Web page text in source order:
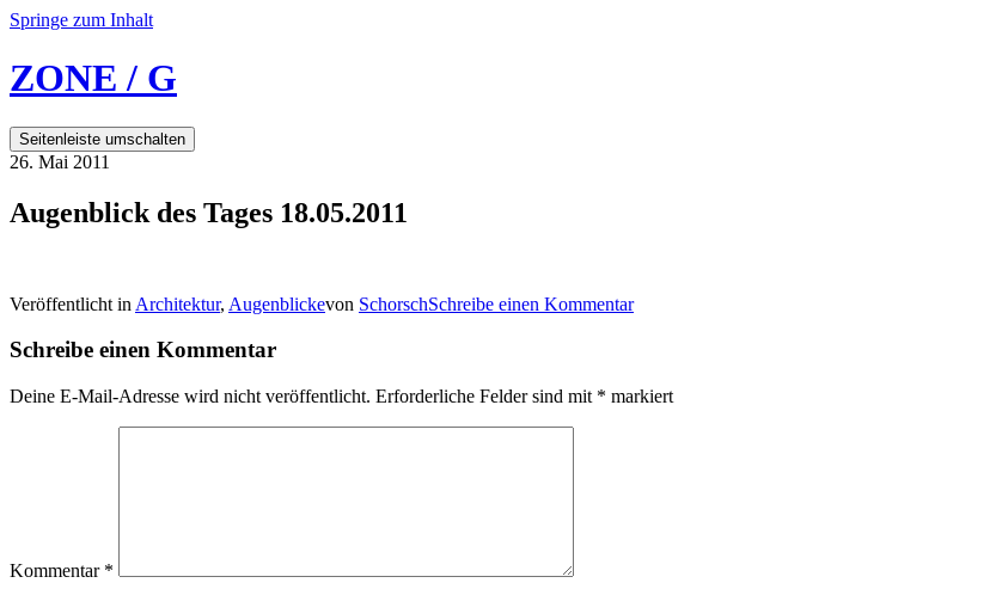
Springe zum Inhalt
ZONE / G
Seitenleiste umschalten
26. Mai 2011
Augenblick des Tages 18.05.2011
Veröffentlicht in Architektur, Augenblickevon SchorschSchreibe einen Kommentar
Schreibe einen Kommentar
Deine E-Mail-Adresse wird nicht veröffentlicht. Erforderliche Felder sind mit * markiert
Kommentar *